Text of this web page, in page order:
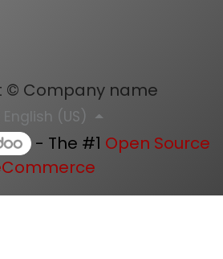
© Company name
English (US)
- The #1 Open Source